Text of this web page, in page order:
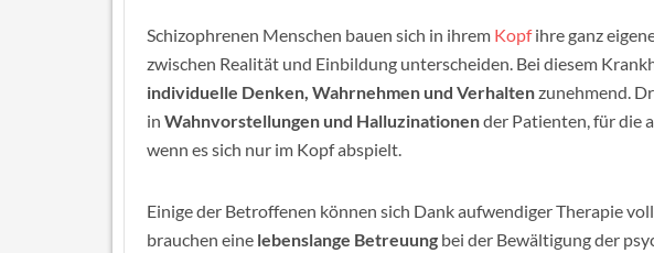
Schizophrenen Menschen bauen sich in ihrem Kopfihre ganz
zwischen Realität und Einbildung unterscheiden. Bei diesem
individuelle Denken, Wahrnehmen und Verhaltenzunehmend.
in Wahnvorstellungen und Halluzinationender Patienten, für die
wenn es sich nur im Kopf abspielt.
Einige der Betroffenen können sich Dank aufwendiger Therapie
brauchen eine lebenslange Betreuung bei der Bewältigung der